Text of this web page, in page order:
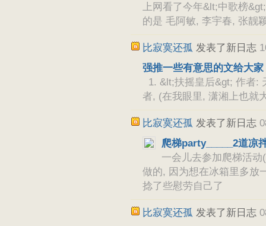
上网看了今年&lt;中歌榜
的是 毛阿敏, 李宇春, 张靓
比寂寞还孤 发表了新日志
强推一些有意思的文给大家
1. &lt;扶摇皇后&gt; 作者:
者, (在我眼里, 潇湘上也就
比寂寞还孤 发表了新日志
爬梯party_____2道凉
一会儿去参加爬梯活
做的, 因为想在冰箱里多放
捻了些慰劳自己了
比寂寞还孤 发表了新日志